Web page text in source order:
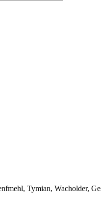
Tymian, Wacholder,